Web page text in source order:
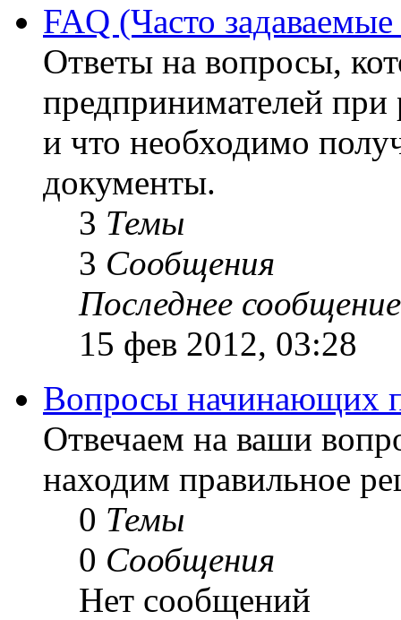
FAQ (Часто
Ответы на вопросы,
предпринимателей при
и что необходимо
документы.
3 Темы
3 Сообщения
Последнее сообщение
15 фев 2012, 03:28
Вопросы начинающих
Отвечаем на ваши
находим правильное
0 Темы
0 Сообщения
Нет сообщений